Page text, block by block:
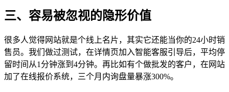
三、容易被忽视的隐形价值
很多人觉得网站就是个线上名片，其实它还能当你的24小时销
售员。我们做过测试，在详情页加入智能客服引导后，平均停
留时间从1分钟涨到4分钟。再比如有个做批发的客户，在网站
加了在线报价系统，三个月内询盘量暴涨300%。